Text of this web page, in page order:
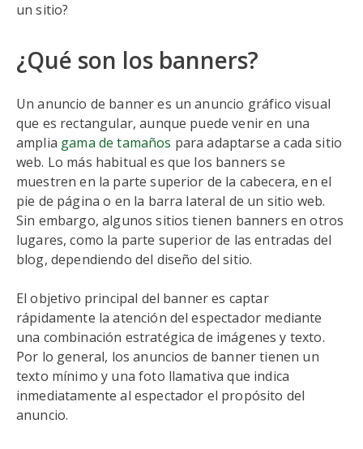
un sitio?
¿Qué son los banners?
Un anuncio de banner es un anuncio gráfico visual
que es rectangular, aunque puede venir en una
amplia gama de tamaños para adaptarse a cada sitio
web. Lo más habitual es que los banners se
muestren en la parte superior de la cabecera, en el
pie de página o en la barra lateral de un sitio web.
Sin embargo, algunos sitios tienen banners en otros
lugares, como la parte superior de las entradas del
blog, dependiendo del diseño del sitio.
El objetivo principal del banner es captar
rápidamente la atención del espectador mediante
una combinación estratégica de imágenes y texto.
Por lo general, los anuncios de banner tienen un
texto mínimo y una foto llamativa que indica
inmediatamente al espectador el propósito del
anuncio.